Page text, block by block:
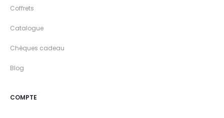
Coffrets
Catalogue
Chèques cadeau
Blog
COMPTE